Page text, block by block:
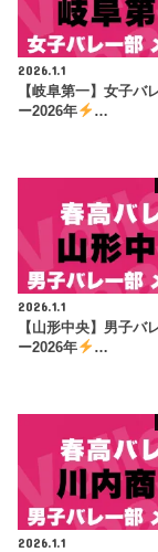
2026.1.1
【岐阜第一】女子バ
ー2026年
…
2026.1.1
【山形中央】男子バ
ー2026年
…
2026.1.1